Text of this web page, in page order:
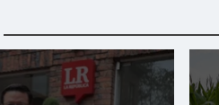
$ 1.546,67